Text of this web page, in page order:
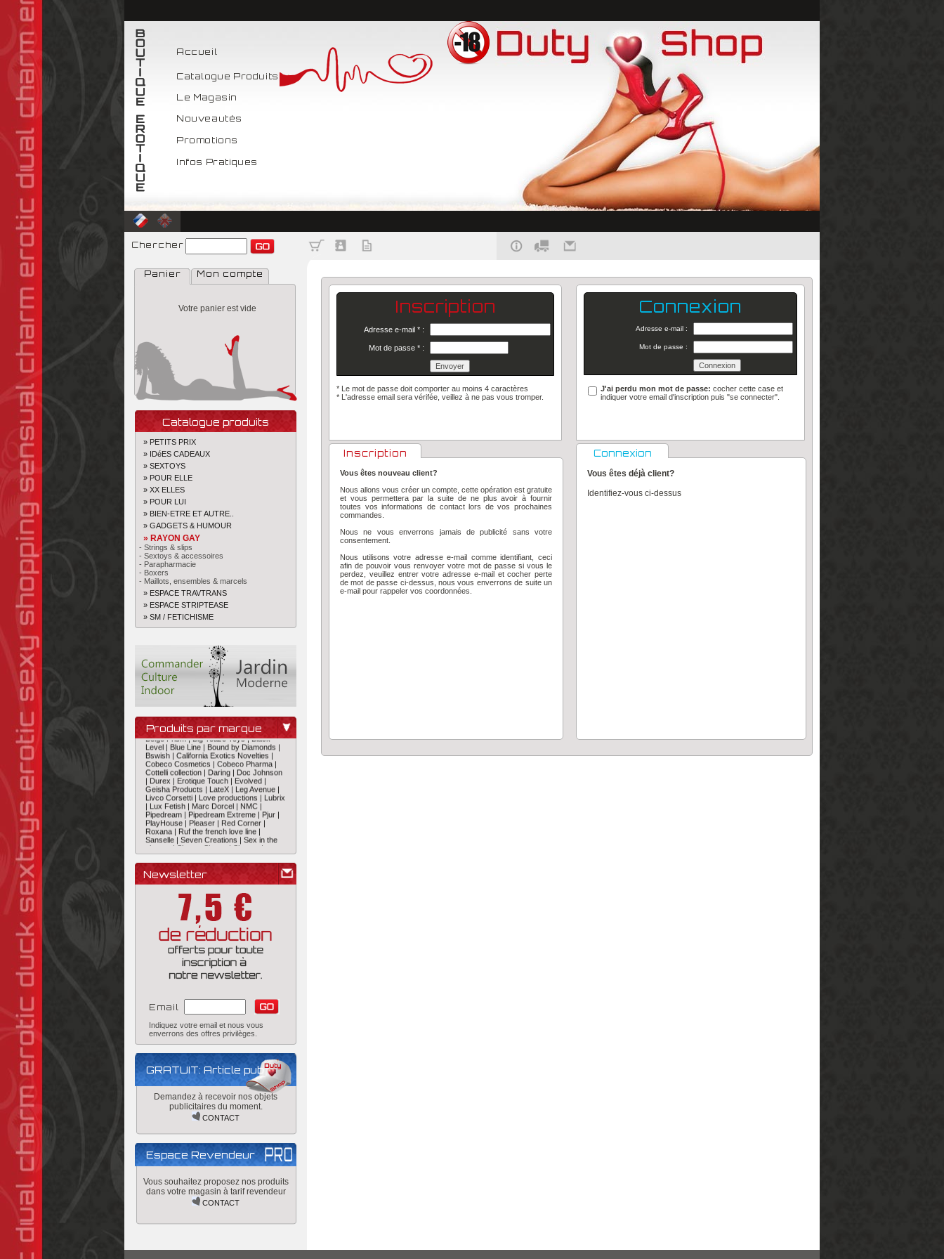
Accueil
Catalogue Produits
Le Magasin
Nouveautés
Promotions
Infos Pratiques
Chercher
Panier Mon compte
Votre panier est vide
Catalogue produits
» PETITS PRIX
» IDéES CADEAUX
» SEXTOYS
» POUR ELLE
» XX ELLES
» POUR LUI
» BIEN-ETRE ET AUTRE..
» GADGETS & HUMOUR
» RAYON GAY
- Strings & slips
- Sextoys & accessoires
- Parapharmacie
- Boxers
- Maillots, ensembles & marcels
» ESPACE TRAVTRANS
» ESPACE STRIPTEASE
» SM / FETICHISME
Produits par marque
Belgo Prism |
Level |Blue Line |Bound by Diamonds |
Bswish |California Exotics Novelties |
Cobeco Cosmetics |Cobeco Pharma |
Cottelli collection | Daring | Doc Johnson
|Durex |Erotique Touch |Evolved |
Geisha Products |LateX |
Leg Avenue |
Livco Corsetti |Love productions |
|Lux Fetish |Marc Dorcel |NMC |
Pipedream |Pipedream Extreme |
Pjur |
PlayHouse |
Pleaser |Red Corner |
Roxana |Ruf the french love line |
Sanselle |Seven Creations |Sex in the
shower |
Sharon Sloane |Shunga |
Stimul8 Pharma |Svenjoyment
Newsletter
Email
Indiquez votre email et nous vous
enverrons des offres privilèges.
GRATUIT: Article pub
Demandez à recevoir nos objets
publicitaires du moment.
CONTACT
Espace Revendeur
Vous souhaitez proposez nos produits
dans votre magasin à tarif revendeur
CONTACT
Inscription
Adresse e-mail * :
Mot de passe * :
* Le mot de passe doit comporter au moins 4 caractères
* L'adresse email sera vérifée, veillez à ne pas vous tromper.
Inscription
Vous êtes nouveau client?
Nous allons vous créer un compte, cette opération est gratuite
et vous permettera par la suite de ne plus avoir à fournir
toutes vos informations de contact lors de vos prochaines
commandes.
Nous ne vous enverrons jamais de publicité sans votre
consentement.
Nous utilisons votre adresse e-mail comme identifiant, ceci
afin de pouvoir vous renvoyer votre mot de passe si vous le
perdez, veuillez entrer votre adresse e-mail et cocher perte
de mot de passe ci-dessus, nous vous enverrons de suite un
e-mail pour rappeler vos coordonnées.
Connexion
Adresse e-mail :
Mot de passe :
J'ai perdu mon mot de passe: cocher cette case et
indiquer votre email d'inscription puis "se connecter".
Connexion
Vous êtes déjà client?
Identifiez-vous ci-dessus